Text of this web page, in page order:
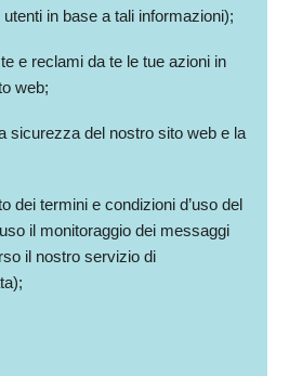
utenti in base a tali informazioni);
e reclami da te le tue azioni in
web;
sicurezza del nostro sito web e la
dei termini e condizioni d’uso del
il monitoraggio dei messaggi
il nostro servizio di